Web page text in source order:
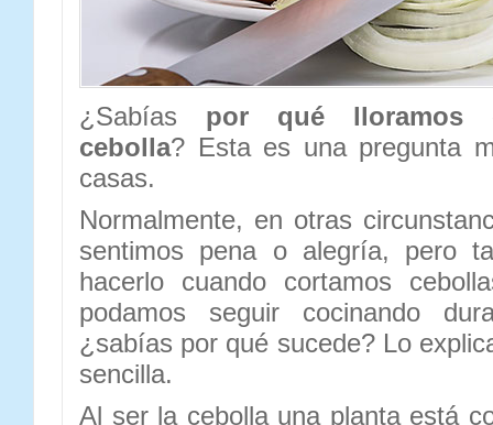
¿Sabías por qué lloramos
cebolla? Esta es una pregunta
casas.
Normalmente, en otras
sentimos pena o alegría, pero
hacerlo cuando cortamos
podamos seguir cocinando
¿sabías por qué sucede? Lo
sencilla.
Al ser la cebolla una planta está